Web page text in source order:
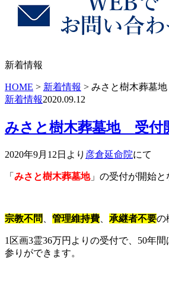
新着情報
HOME > 新着情報 > みさと樹木葬墓
新着情報2020.09.12
みさと樹木葬墓地 受付
2020年9月12日より 彦倉延命院にて
「 みさと樹木葬墓地」の受付が開始と
宗教不問 管理維持費 承継者不要の
1区画3霊36万円よりの受付で、50年
参りができます。